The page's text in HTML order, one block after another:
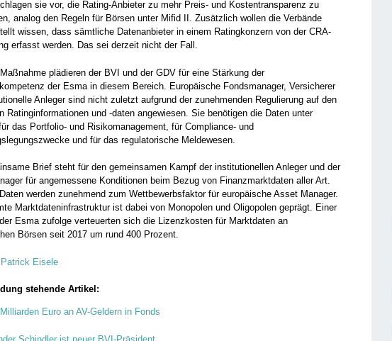
sie vor, die Rating-Anbieter zu mehr Preis- und Kostentransparenz zu
analog den Regeln für Börsen unter Mifid II. Zusätzlich wollen die Verbände
wissen, dass sämtliche Datenanbieter in einem Ratingkonzern von der CRA-
erfasst werden. Das sei derzeit nicht der Fall.
plädieren der BVI und der GDV für eine Stärkung der
der Esma in diesem Bereich. Europäische Fondsmanager, Versicherer
Anleger sind nicht zuletzt aufgrund der zunehmenden Regulierung auf den
Ratinginformationen und -daten angewiesen. Sie benötigen die Daten unter
das Portfolio- und Risikomanagement, für Compliance- und
und für das regulatorische Meldewesen.
Brief steht für den gemeinsamen Kampf der institutionellen Anleger und der
für angemessene Konditionen beim Bezug von Finanzmarktdaten aller Art.
werden zunehmend zum Wettbewerbsfaktor für europäische Asset Manager.
Marktdateninfrastruktur ist dabei von Monopolen und Oligopolen geprägt. Einer
Esma zufolge verteuerten sich die Lizenzkosten für Marktdaten an
Börsen seit 2017 um rund 400 Prozent.
Patrick Eisele
stehende Artikel:
Euro an AV-Geldern in Fonds
Schindler ist neuer BVI-Präsident